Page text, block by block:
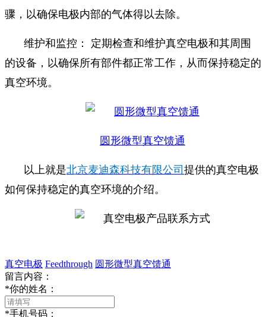
骤，以确保电极内部的气体得以去除。
维护和监控： 定期检查和维护真空电极和其周围
的设备，以确保所有部件都正常工作，从而保持稳定的
真空环境。
圆形微型真空馈通
以上就是北京麦迪森科技有限公司 提供的真空电极
如何保持稳定的真空环境的介绍。
真空电极 Feedthrough 圆形微型真空馈通
留言内容：
*你的姓名：
*手机号码：